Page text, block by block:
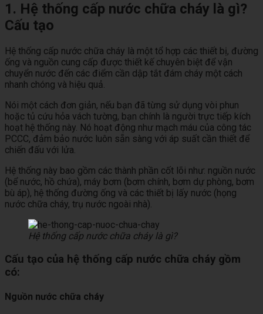
1. Hệ thống cấp nước chữa cháy là gì?
Cấu tạo
Hệ thống cấp nước chữa cháy là một tổ hợp các thiết bị, đường
ống và nguồn cung cấp được thiết kế chuyên biệt để vận
chuyển nước đến các điểm cần dập tắt đám cháy một cách
nhanh chóng và hiệu quả.
Nói một cách đơn giản, nếu bạn đã từng sử dụng vòi phun
hoặc tủ cứu hỏa vách tường, bạn chính là người trực tiếp kích
hoạt hệ thống này. Nó hoạt động như mạch máu của công tác
PCCC, đảm bảo nước luôn sẵn sàng với áp suất cần thiết để
chiến đấu với lửa.
Hệ thống này bao gồm các thành phần cốt lõi như: nguồn nước
(bể nước, hồ chứa), máy bơm (bơm chính, bơm dự phòng, bơm
bù áp), hệ thống đường ống và các thiết bị lấy nước (họng
nước chữa cháy, trụ nước ngoài nhà).
Hệ thống cấp nước chữa cháy là gì?
Cấu tạo của hệ thống cấp nước chữa cháy gồm
có:
Nguồn nước chữa cháy